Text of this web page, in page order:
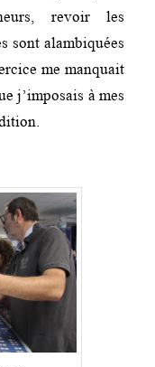
revoir les
sont alambiquées
me manquait
j’imposais à mes